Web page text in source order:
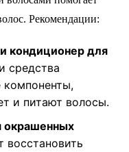
Рекомендации:
кондиционер для
средства
компоненты,
и питают волосы.
окрашенных
восстановить